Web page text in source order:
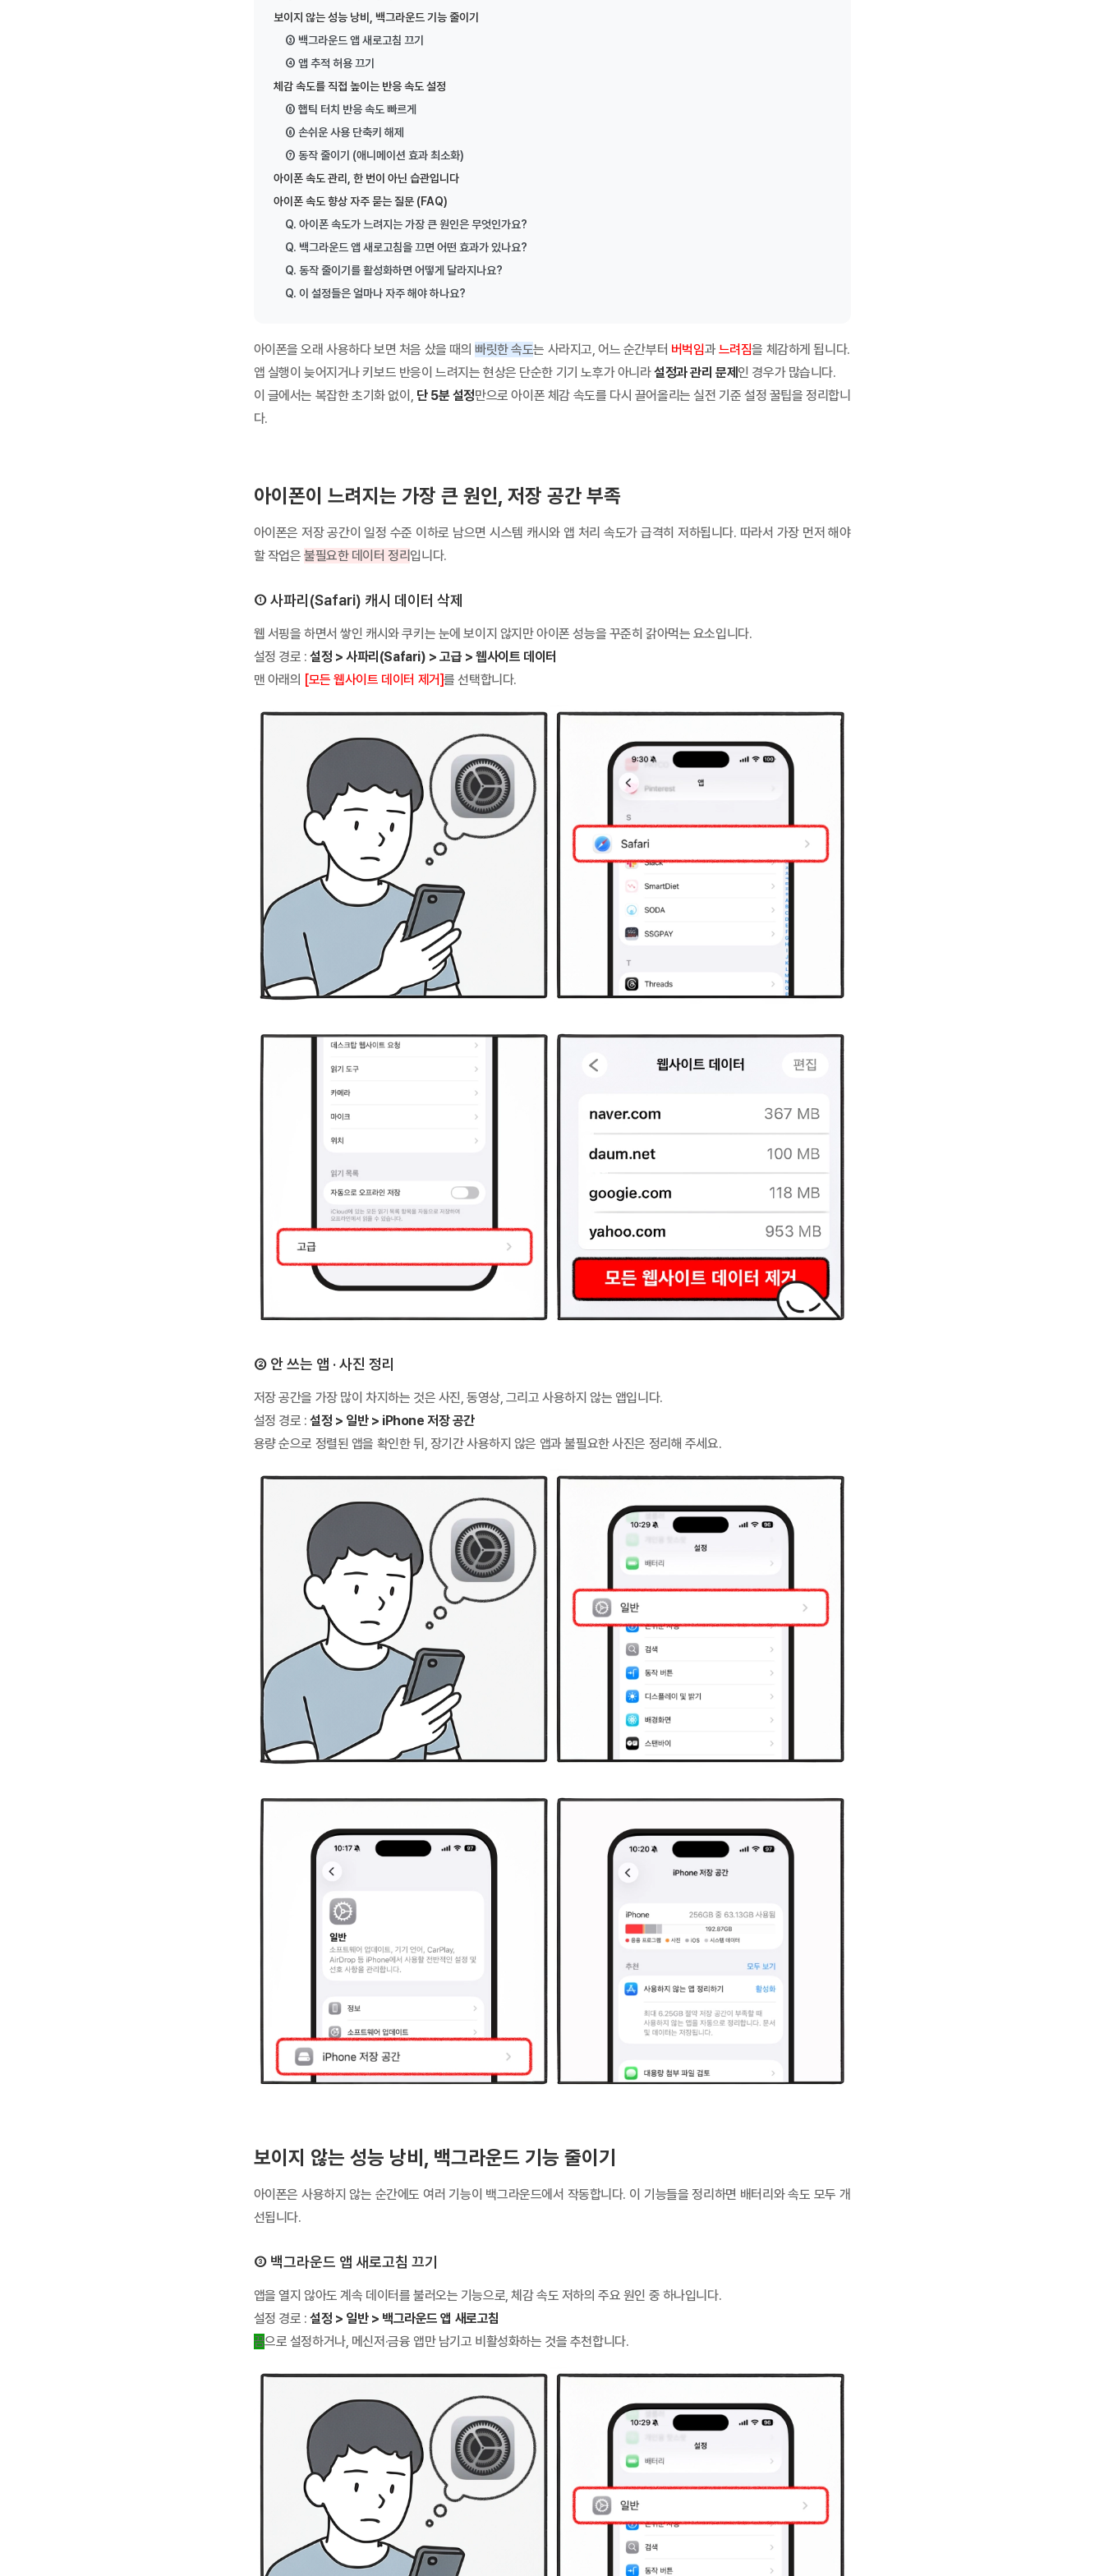
LG U+ 5G·LTE 통합요금제: 플러스플랜·데이터플랜 완벽 가이드
아이폰 폴드 루머 총정리 (2026) 아이폰 폴드 루머 목차 1. 개요 2. 출시 일정 3. 디자인 및 폼팩터 4. 디스플레이 5. 프로세...
KT 통합요금제 개편: 초이스·베이직 요금제 총정리
KT 통합요금제 개편: 초이스·베이직 요금제 총정리 목차 1. 개편 개요 2. 5G/LTE 요금제 신규 가입 중단 3. 통합요금제 라인업:...
갤럭시 글라스 vs 레이밴 메타, AI 안경 완벽 비교 갤럭시 글라스 및 레이밴 메타 AI 안경 스펙 및 특징 비교 목차 1. 개요 2. ...
휴대폰 성지란? 찾는 방법, 좌표 뜻, 시세표 보는 법 정리
휴대폰 성지란? 찾는 방법, 좌표 뜻, 시세표 보는 법 정리 휴대폰 성지는 통신사 지원금과 판매점 추가지원금을 함께 비교해 단말기값을 낮출...
보이지 않는 성능 낭비, 백그라운드 기능 줄이기
③ 백그라운드 앱 새로고침 끄기
④ 앱 추적 허용 끄기
체감 속도를 직접 높이는 반응 속도 설정
⑤ 햅틱 터치 반응 속도 빠르게
⑥ 손쉬운 사용 단축키 해제
⑦ 동작 줄이기 (애니메이션 효과 최소화)
아이폰 속도 관리, 한 번이 아닌 습관입니다
아이폰 속도 향상 자주 묻는 질문 (FAQ)
Q. 아이폰 속도가 느려지는 가장 큰 원인은 무엇인가요?
Q. 백그라운드 앱 새로고침을 끄면 어떤 효과가 있나요?
Q. 동작 줄이기를 활성화하면 어떻게 달라지나요?
Q. 이 설정들은 얼마나 자주 해야 하나요?
아이폰을 오래 사용하다 보면 처음 샀을 때의 빠릿한 속도는 사라지고, 어느 순간부터 버벅임과 느려짐을 체감하게 됩니다.
앱 실행이 늦어지거나 키보드 반응이 느려지는 현상은 단순한 기기 노후가 아니라설정과 관리 문제인 경우가 많습니다.
이 글에서는 복잡한 초기화 없이, 단 5분 설정만으로 아이폰 체감 속도를 다시 끌어올리는 실전 기준 설정 꿀팁을 정리합니
다.
아이폰이 느려지는 가장 큰 원인, 저장 공간 부족
아이폰은 저장 공간이 일정 수준 이하로 남으면 시스템 캐시와 앱 처리 속도가 급격히 저하됩니다. 따라서 가장 먼저 해야
할 작업은 불필요한 데이터 정리입니다.
① 사파리(Safari) 캐시 데이터 삭제
웹 서핑을 하면서 쌓인 캐시와 쿠키는 눈에 보이지 않지만 아이폰 성능을 꾸준히 갉아먹는 요소입니다.
설정 경로 :설정 > 사파리(Safari) > 고급 > 웹사이트 데이터
맨 아래의 [모든 웹사이트 데이터 제거]를 선택합니다.
② 안 쓰는 앱 · 사진 정리
저장 공간을 가장 많이 차지하는 것은 사진, 동영상, 그리고 사용하지 않는 앱입니다.
설정 경로 :설정 > 일반 > iPhone 저장 공간
용량 순으로 정렬된 앱을 확인한 뒤, 장기간 사용하지 않은 앱과 불필요한 사진은 정리해 주세요.
보이지 않는 성능 낭비, 백그라운드 기능 줄이기
아이폰은 사용하지 않는 순간에도 여러 기능이 백그라운드에서 작동합니다. 이 기능들을 정리하면 배터리와 속도 모두 개
선됩니다.
③ 백그라운드 앱 새로고침 끄기
앱을 열지 않아도 계속 데이터를 불러오는 기능으로, 체감 속도 저하의 주요 원인 중 하나입니다.
설정 경로 :설정 > 일반 > 백그라운드 앱 새로고침
끔으로 설정하거나, 메신저·금융 앱만 남기고 비활성화하는 것을 추천합니다.